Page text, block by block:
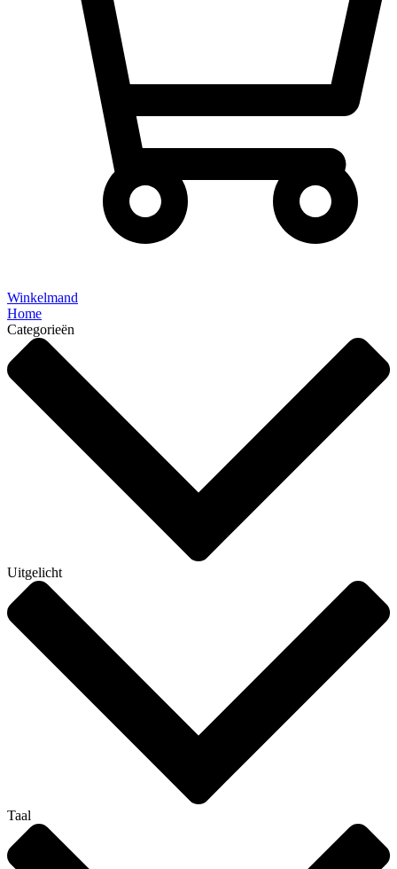
Winkelmand
Home
Categorieën
Uitgelicht
Taal